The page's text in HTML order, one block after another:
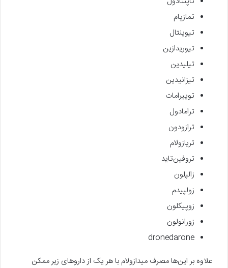
تمازپام
تیوپنتال
تیوریدازین
تیلیدین
تیزانیدین
توپیرامات
ترامادول
ترازودون
تریازولام
تروفین‌تاید
زالپلون
زولپیدم
زوپیکلون
زورانولون
dronedarone
علاوه بر این‌ها مصرف میدازولام با هر یک از داروهای زیر ممکن